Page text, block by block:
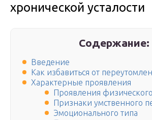
хронической усталости
Содержание:
Введение
Как избавиться от
Характерные проявления
Проявления
Признаки умственного
Эмоционального типа